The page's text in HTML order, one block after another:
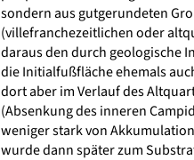
sondern aus gutgerundeten
(villefranchezeitlichen oder
daraus den durch geologische
die Initialfußfläche ehemals
dort aber im Verlauf des
(Absenkung des inneren
weniger stark von
wurde dann später zum